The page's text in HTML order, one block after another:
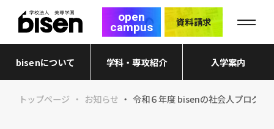
open
campus 資料請求
bisenについて 学科・専攻紹介 入学案内
トップページ お知らせ 令和６年度 bisenの社会人プログラ